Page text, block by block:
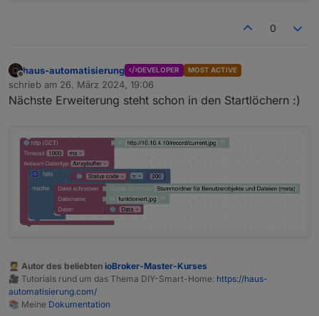
0
Offline
haus-automatisierung DEVELOPER MOST ACTIVE
schrieb am 26. März 2024, 19:06
zuletzt editiert von
Nächste Erweiterung steht schon in den Startlöchern :)
🧑‍🎓 Autor des beliebten ioBroker-Master-Kurses
🎥 Tutorials rund um das Thema DIY-Smart-Home: https://haus-
automatisierung.com/
📚 Meine Dokumentation